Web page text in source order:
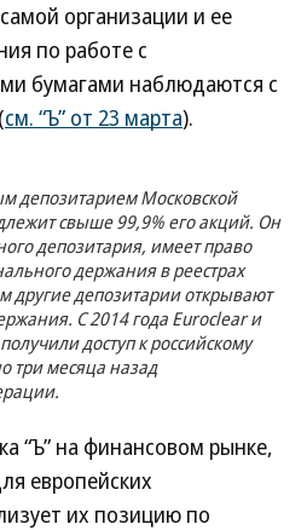
организации и ее
по работе с
бумагами наблюдаются с
см. “Ъ” от 23 марта).
депозитарием Московской
свыше 99,9% его акций. Он
депозитария, имеет право
держания в реестрах
другие депозитарии открывают
С 2014 года Euroclear и
доступ к российскому
три месяца назад
“Ъ” на финансовом рынке,
европейских
их позицию по